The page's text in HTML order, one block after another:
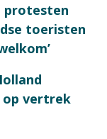
protesten
toeristen
op vertrek